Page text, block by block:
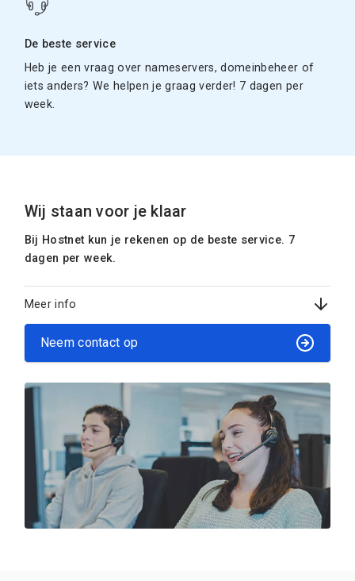
De beste service
Heb je een vraag over nameservers, domeinbeheer of
iets anders? We helpen je graag verder! 7 dagen per
week.
Wij staan voor je klaar
Bij Hostnet kun je rekenen op de beste service. 7
dagen per week.
Meer info
Neem contact op